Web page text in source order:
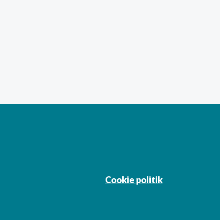
Cookie politik